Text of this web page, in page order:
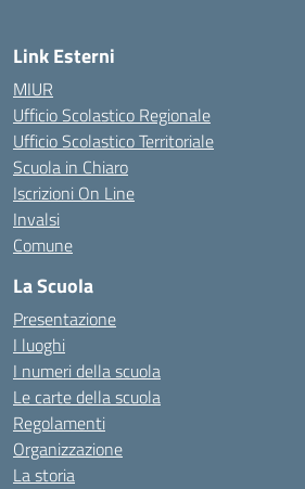
Link Esterni
MIUR
Ufficio Scolastico Regionale
Ufficio Scolastico Territoriale
Scuola in Chiaro
Iscrizioni On Line
Invalsi
Comune
La Scuola
Presentazione
I luoghi
I numeri della scuola
Le carte della scuola
Regolamenti
Organizzazione
La storia